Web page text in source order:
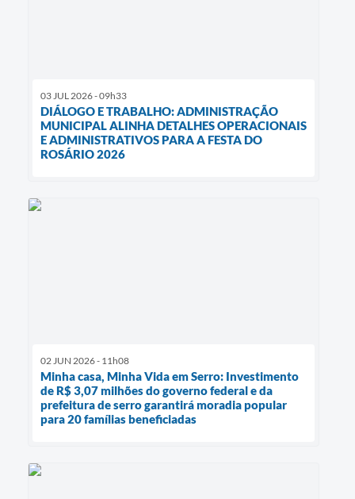
03 JUL 2026 - 09h33
DIÁLOGO E TRABALHO: ADMINISTRAÇÃO
MUNICIPAL ALINHA DETALHES OPERACIONAIS
E ADMINISTRATIVOS PARA A FESTA DO
ROSÁRIO 2026
02 JUN 2026 - 11h08
Minha casa, Minha Vida em Serro: Investimento
de R$ 3,07 milhões do governo federal e da
prefeitura de serro garantirá moradia popular
para 20 famílias beneficiadas